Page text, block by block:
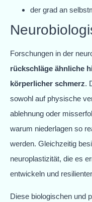
der grad an
Forschungen in der
rückschläge ähnliche
körperlicher schmerz.
sowohl auf physische
ablehnung oder
warum niederlagen so
werden. Gleichzeitig
neuroplastizität, die es
entwickeln und
Diese biologischen und